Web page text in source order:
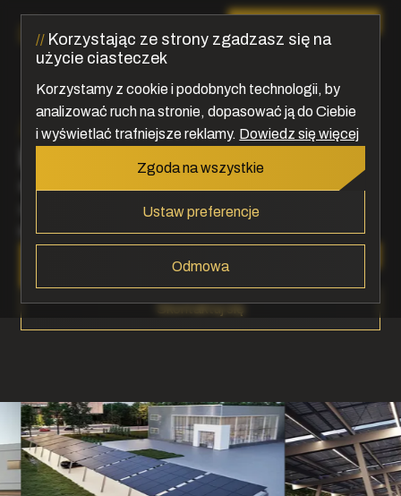
Korzystając ze strony zgadzasz się na
użycie ciasteczek
Korzystamy z cookie i podobnych technologii, by
analizować ruch na stronie, dopasować ją do Ciebie
i wyświetlać trafniejsze reklamy.Dowiedz się więcej
Zgoda na wszystkie
Ustaw preferencje
Odmowa
Skontaktuj się
+48 511 401 632
Carport – dzieło sztuki,
które zarabia
Męczy Cię robienie parkingów? Zamień je w dzieło
sztuki, które zarabia pieniądze dla Ciebie i Twoich
klientów.
Sprawdź katalog PDF
Skontaktuj się